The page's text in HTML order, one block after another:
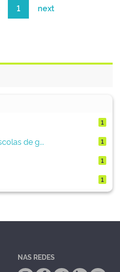
1 next
1
de g... 1
1
1
NAS REDES